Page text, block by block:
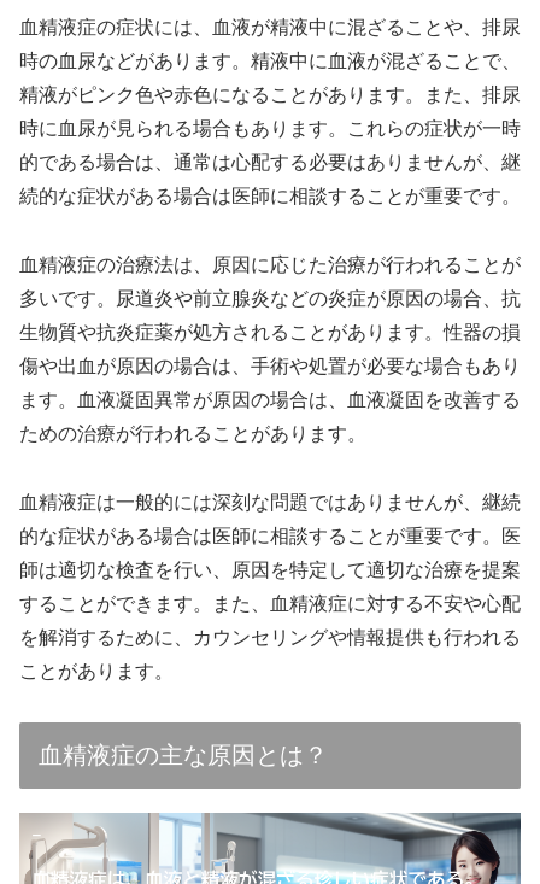
血精液症の症状には、血液が精液中に混ざることや、排尿
時の血尿などがあります。精液中に血液が混ざることで、
精液がピンク色や赤色になることがあります。また、排尿
時に血尿が見られる場合もあります。これらの症状が一時
的である場合は、通常は心配する必要はありませんが、継
続的な症状がある場合は医師に相談することが重要です。
血精液症の治療法は、原因に応じた治療が行われることが
多いです。尿道炎や前立腺炎などの炎症が原因の場合、抗
生物質や抗炎症薬が処方されることがあります。性器の損
傷や出血が原因の場合は、手術や処置が必要な場合もあり
ます。血液凝固異常が原因の場合は、血液凝固を改善する
ための治療が行われることがあります。
血精液症は一般的には深刻な問題ではありませんが、継続
的な症状がある場合は医師に相談することが重要です。医
師は適切な検査を行い、原因を特定して適切な治療を提案
することができます。また、血精液症に対する不安や心配
を解消するために、カウンセリングや情報提供も行われる
ことがあります。
血精液症の主な原因とは？